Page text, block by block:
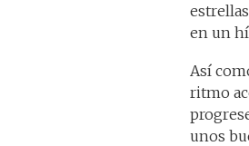
en un
Así
ritmo
unos